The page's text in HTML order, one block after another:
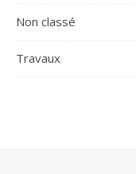
Non classé
Travaux